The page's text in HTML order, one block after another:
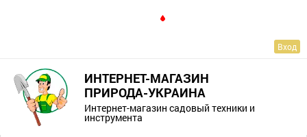
Вход
ИНТЕРНЕТ-МАГАЗИН
ПРИРОДА-УКРАИНА
Интернет-магазин садовый техники и
инструмента